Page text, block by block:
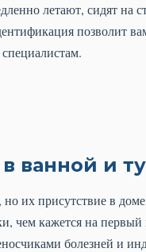
летают, сидят на
позволит
ванной и
их присутствие в
чем кажется на первый
болезней и